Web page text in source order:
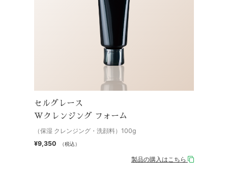
セルグレース
Wクレンジング フォーム
（保湿 クレンジング・洗顔料）100g
¥9,350
（税込）
製品の購入はこちら